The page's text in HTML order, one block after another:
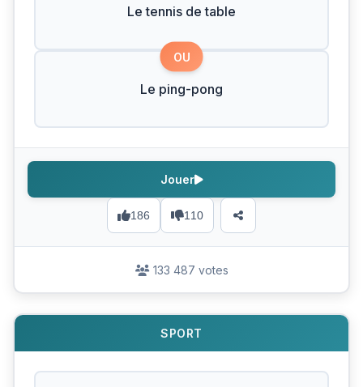
Le tennis de table
OU
Le ping-pong
186 110
Jouer
133 487 votes
SPORT